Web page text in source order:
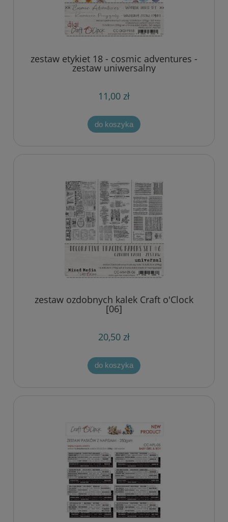
zestaw etykiet 18 - cosmic adventures -
zestaw uniwersalny
11,00 zł
do koszyka
zestaw ozdobnych kalek Craft o'Clock
[06]
20,50 zł
do koszyka